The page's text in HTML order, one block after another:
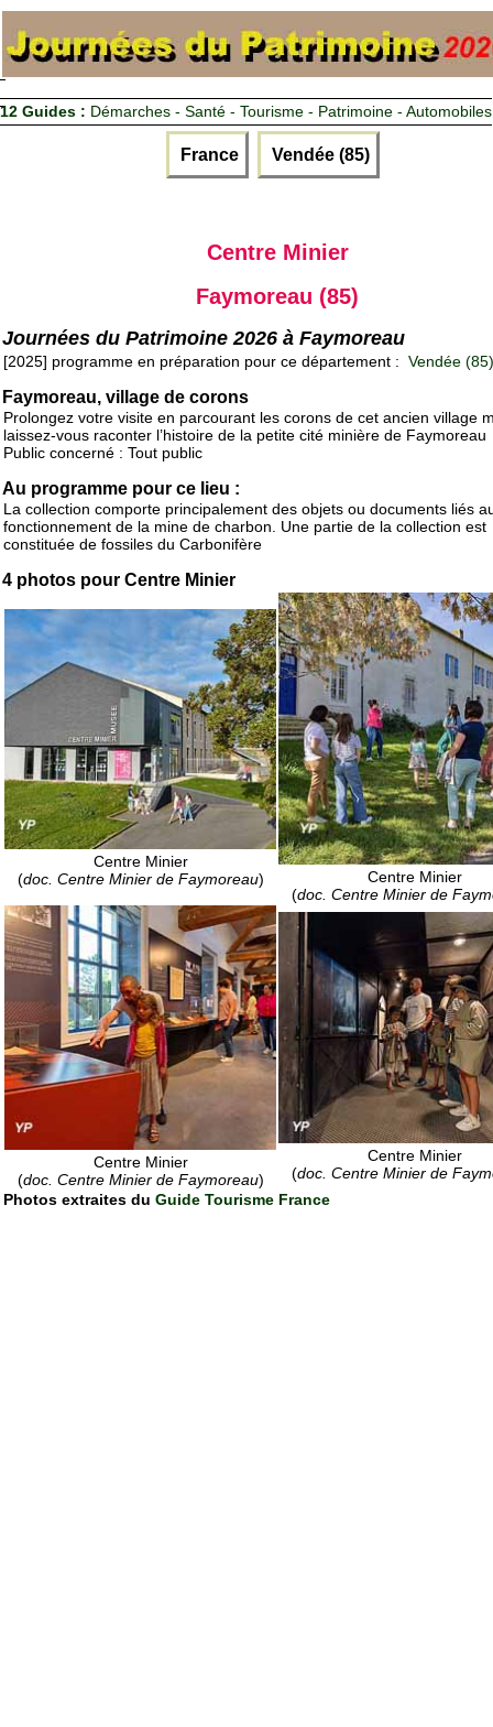
12 Guides : Démarches - Santé - Tourisme - Patrimoine - Automobiles
France Vendée (85)
Centre Minier
Faymoreau (85)
Journées du Patrimoine 2026 à Faymoreau
[2025] programme en préparation pour ce département : Vendée (85)
Faymoreau, village de corons
Prolongez votre visite en parcourant les corons de cet ancien village
laissez-vous raconter l’histoire de la petite cité minière de Faymoreau
Public concerné : Tout public
Au programme pour ce lieu :
La collection comporte principalement des objets ou documents liés
fonctionnement de la mine de charbon. Une partie de la collection est
constituée de fossiles du Carbonifère
4 photos pour Centre Minier
Centre Minier
(doc. Centre Minier de Faymoreau)
Centre Minier
(doc. Centre Minier de
Centre Minier
(doc. Centre Minier de Faymoreau)
Centre Minier
(doc. Centre Minier de
Photos extraites du Guide Tourisme France